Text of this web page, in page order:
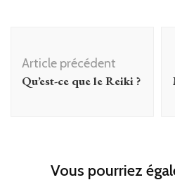
d'article
Article précédent
Qu’est-ce que le Reiki ?
Vous pourriez